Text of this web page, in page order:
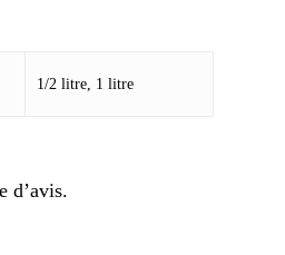
1/2 litre, 1 litre
d’avis.